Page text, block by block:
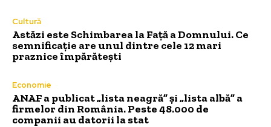
Cultură
Astăzi este Schimbarea la Față a Domnului. Ce
semnificație are unul dintre cele 12 mari
praznice împărătești
Economie
ANAF a publicat „lista neagră” și „lista albă” a
firmelor din România. Peste 48.000 de
companii au datorii la stat